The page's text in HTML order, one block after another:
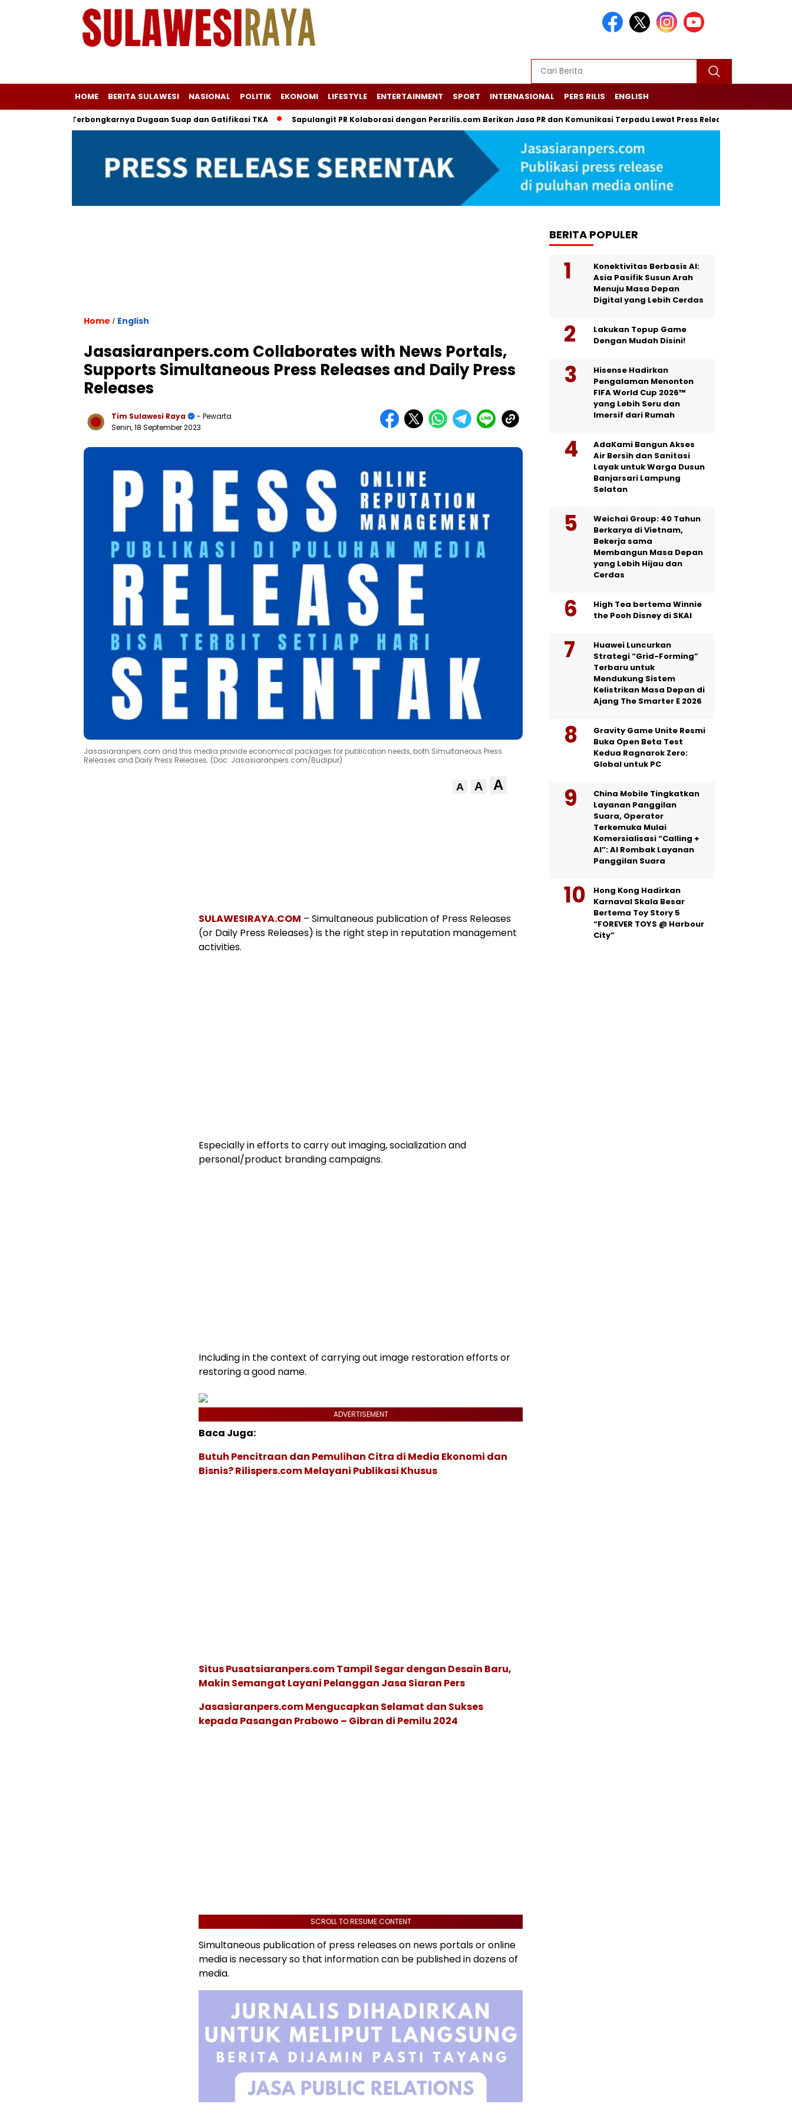
HOME BERITA SULAWESI NASIONAL POLITIK EKONOMI LIFESTYLE ENTERTAINMENT SPORT INTERNASIONAL PERS RILIS ENGLISH
Awal Terbongkarnya Dugaan Suap dan Gatifikasi TKA Sapulangit PR Kolaborasi dengan Persrilis.com Berikan Jasa PR dan Komunikasi Terpadu Lewat Press Release
Home / English
Jasasiaranpers.com Collaborates with News Portals,
Supports Simultaneous Press Releases and Daily Press
Releases
Tim Sulawesi Raya
- Pewarta
Senin, 18 September 2023
Jasasiaranpers.com and this media provide economical packages for publication needs, both Simultaneous Press
Releases and Daily Press Releases. (Doc. Jasasiaranpers.com/Budipur)
A A A
SULAWESIRAYA.COM – Simultaneous publication of Press Releases
(or Daily Press Releases) is the right step in reputation management
activities.
Especially in efforts to carry out imaging, socialization and
personal/product branding campaigns.
Including in the context of carrying out image restoration efforts or
restoring a good name.
ADVERTISEMENT
Baca Juga:
Butuh Pencitraan dan Pemulihan Citra di Media Ekonomi dan
Bisnis? Rilispers.com Melayani Publikasi Khusus
Situs Pusatsiaranpers.com Tampil Segar dengan Desain Baru,
Makin Semangat Layani Pelanggan Jasa Siaran Pers
Jasasiaranpers.com Mengucapkan Selamat dan Sukses
kepada Pasangan Prabowo – Gibran di Pemilu 2024
SCROLL TO RESUME CONTENT
Simultaneous publication of press releases on news portals or online
media is necessary so that information can be published in dozens of
media.
BERITA POPULER
Konektivitas Berbasis AI:
Asia Pasifik Susun Arah
Menuju Masa Depan
Digital yang Lebih Cerdas
Lakukan Topup Game
Dengan Mudah Disini!
Hisense Hadirkan
Pengalaman Menonton
FIFA World Cup 2026™
yang Lebih Seru dan
Imersif dari Rumah
AdaKami Bangun Akses
Air Bersih dan Sanitasi
Layak untuk Warga Dusun
Banjarsari Lampung
Selatan
Weichai Group: 40 Tahun
Berkarya di Vietnam,
Bekerja sama
Membangun Masa Depan
yang Lebih Hijau dan
Cerdas
High Tea bertema Winnie
the Pooh Disney di SKAI
Huawei Luncurkan
Strategi “Grid-Forming”
Terbaru untuk
Mendukung Sistem
Kelistrikan Masa Depan di
Ajang The Smarter E 2026
Gravity Game Unite Resmi
Buka Open Beta Test
Kedua Ragnarok Zero:
Global untuk PC
China Mobile Tingkatkan
Layanan Panggilan
Suara, Operator
Terkemuka Mulai
Komersialisasi “Calling +
AI”: AI Rombak Layanan
Panggilan Suara
Hong Kong Hadirkan
Karnaval Skala Besar
Bertema Toy Story 5
“FOREVER TOYS @ Harbour
City”